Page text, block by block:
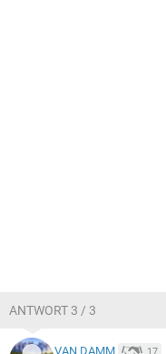
ANTWORT 3 / 3
VAN DAMM